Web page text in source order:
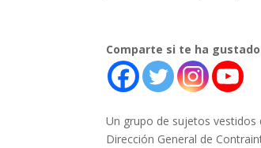
Comparte si te ha
Un grupo de sujetos vestidos
Dirección General de